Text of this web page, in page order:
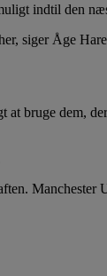
indtil den
siger Åge
bruge dem,
Manchester